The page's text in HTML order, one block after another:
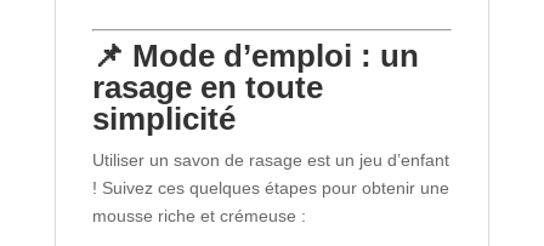
📌 Mode d’emploi : un
rasage en toute
simplicité
Utiliser un savon de rasage est un jeu d’enfant
! Suivez ces quelques étapes pour obtenir une
mousse riche et crémeuse :